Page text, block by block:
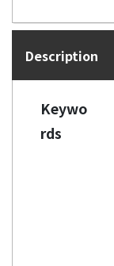
Description
Keywo
rds